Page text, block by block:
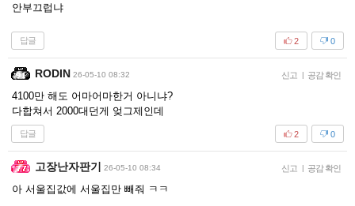
안부끄럽냐
답글 0
2
RODIN 26-05-10 08:32 신고 | 공감 확인
4100만 해도 어마어마한거 아니냐?
다합쳐서 2000대던게 엊그제인데
답글 0
2
고장난자판기 26-05-10 08:34 신고 | 공감 확인
아 서울집값에 서울집만 빼줘 ㅋㅋ